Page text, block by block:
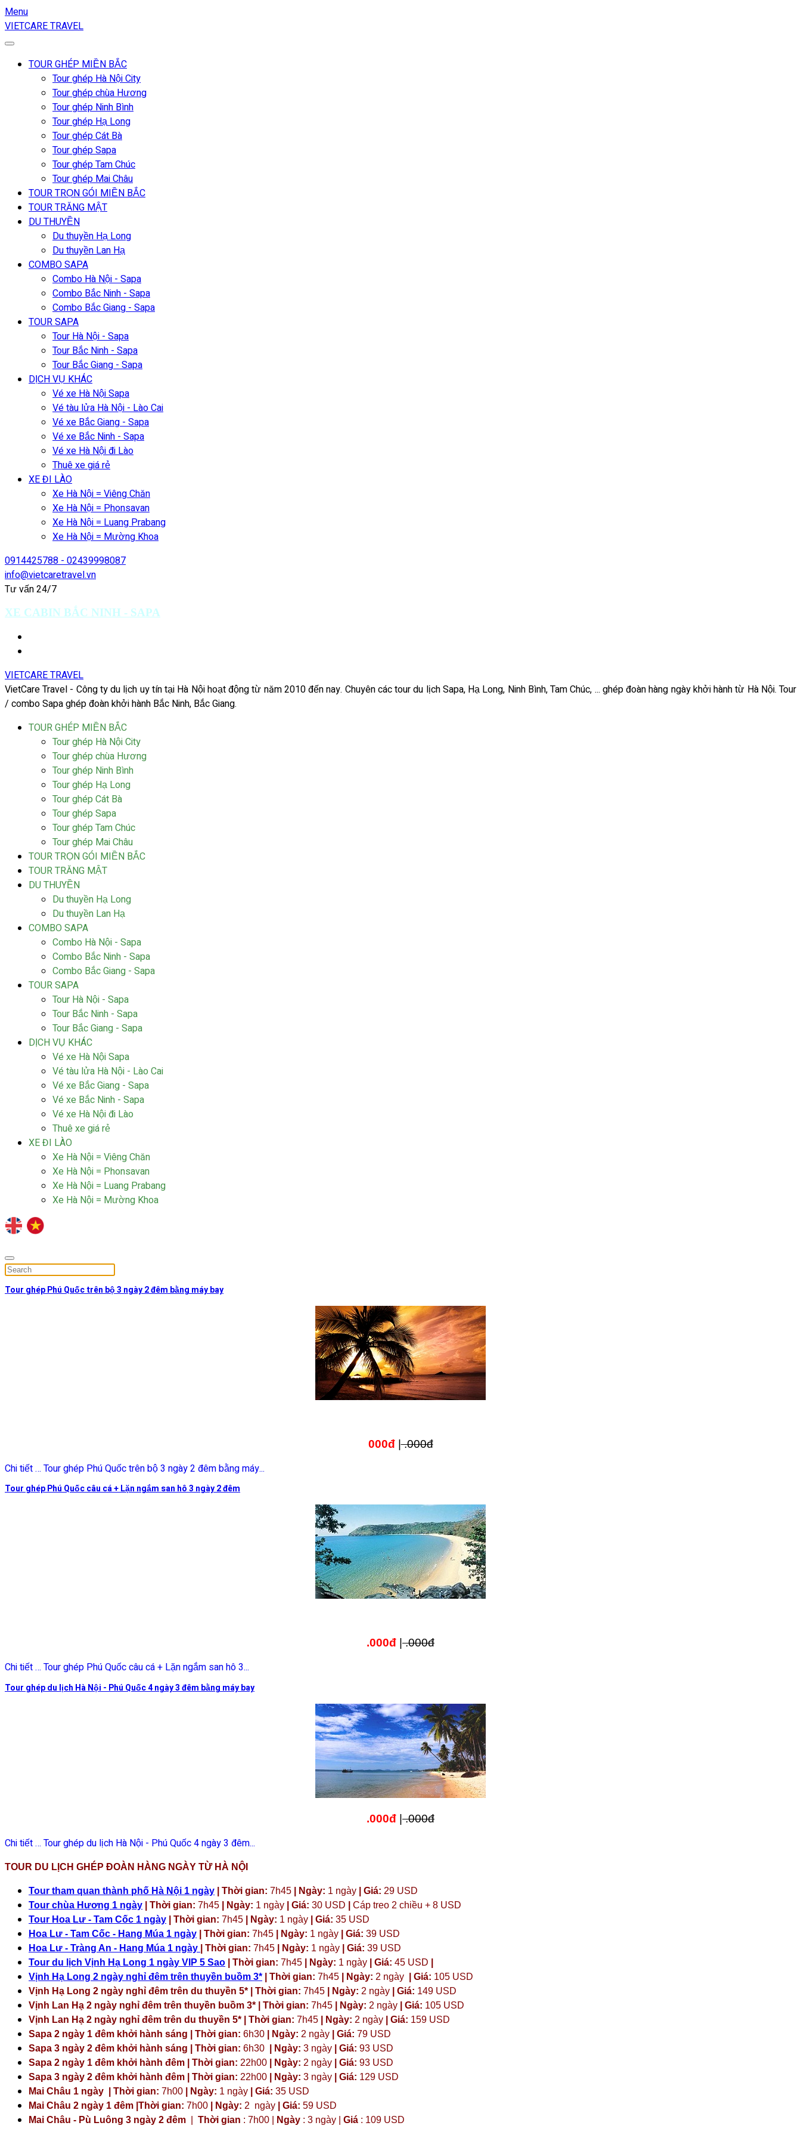
Menu
VIETCARE TRAVEL
TOUR GHÉP MIỀN BẮC
Tour ghép Hà Nội City
Tour ghép chùa Hương
Tour ghép Ninh Bình
Tour ghép Hạ Long
Tour ghép Cát Bà
Tour ghép Sapa
Tour ghép Tam Chúc
Tour ghép Mai Châu
TOUR TRỌN GÓI MIỀN BẮC
TOUR TRĂNG MẬT
DU THUYỀN
Du thuyền Hạ Long
Du thuyền Lan Hạ
COMBO SAPA
Combo Hà Nội - Sapa
Combo Bắc Ninh - Sapa
Combo Bắc Giang - Sapa
TOUR SAPA
Tour Hà Nội - Sapa
Tour Bắc Ninh - Sapa
Tour Bắc Giang - Sapa
DỊCH VỤ KHÁC
Vé xe Hà Nội Sapa
Vé tàu lửa Hà Nội - Lào Cai
Vé xe Bắc Giang - Sapa
Vé xe Bắc Ninh - Sapa
Vé xe Hà Nội đi Lào
Thuê xe giá rẻ
XE ĐI LÀO
Xe Hà Nội = Viêng Chăn
Xe Hà Nội = Phonsavan
Xe Hà Nội = Luang Prabang
Xe Hà Nội = Mường Khoa
0914425788 - 02439998087
info@vietcaretravel.vn
Tư vấn 24/7
XE CABIN BẮC NINH - SAPA
VIETCARE TRAVEL
VietCare Travel - Công ty du lịch uy tín tại Hà Nội hoạt động từ năm 2010 đến nay. Chuyên các tour du lịch Sapa, Hạ Long, Ninh Bình, Tam Chúc, ... ghép đoàn hàng ngày khởi hành từ Hà Nội. Tour
/ combo Sapa ghép đoàn khởi hành Bắc Ninh, Bắc Giang.
TOUR GHÉP MIỀN BẮC
Tour ghép Hà Nội City
Tour ghép chùa Hương
Tour ghép Ninh Bình
Tour ghép Hạ Long
Tour ghép Cát Bà
Tour ghép Sapa
Tour ghép Tam Chúc
Tour ghép Mai Châu
TOUR TRỌN GÓI MIỀN BẮC
TOUR TRĂNG MẬT
DU THUYỀN
Du thuyền Hạ Long
Du thuyền Lan Hạ
COMBO SAPA
Combo Hà Nội - Sapa
Combo Bắc Ninh - Sapa
Combo Bắc Giang - Sapa
TOUR SAPA
Tour Hà Nội - Sapa
Tour Bắc Ninh - Sapa
Tour Bắc Giang - Sapa
DỊCH VỤ KHÁC
Vé xe Hà Nội Sapa
Vé tàu lửa Hà Nội - Lào Cai
Vé xe Bắc Giang - Sapa
Vé xe Bắc Ninh - Sapa
Vé xe Hà Nội đi Lào
Thuê xe giá rẻ
XE ĐI LÀO
Xe Hà Nội = Viêng Chăn
Xe Hà Nội = Phonsavan
Xe Hà Nội = Luang Prabang
Xe Hà Nội = Mường Khoa
Tour ghép Phú Quốc trên bộ 3 ngày 2 đêm bằng máy bay
000đ|.000đ
Chi tiết … Tour ghép Phú Quốc trên bộ 3 ngày 2 đêm bằng máy...
Tour ghép Phú Quốc câu cá + Lặn ngắm san hô 3 ngày 2 đêm
.000đ .000đ
Chi tiết … Tour ghép Phú Quốc câu cá + Lặn ngắm san hô 3...
Tour ghép du lịch Hà Nội - Phú Quốc 4 ngày 3 đêm bằng máy bay
.000đ |.000đ
Chi tiết … Tour ghép du lịch Hà Nội - Phú Quốc 4 ngày 3 đêm...
TOUR DU LỊCH GHÉP ĐOÀN HÀNG NGÀY TỪ HÀ NỘI
Tour tham quan thành phố Hà Nội 1 ngày | Thời gian: 7h45 | Ngày: 1 ngày | Giá: 29 USD
Tour chùa Hương 1 ngày | Thời gian: 7h45 | Ngày: 1 ngày | Giá: 30 USD
Cáp treo 2 chiều + 8 USD
Tour Hoa Lư - Tam Cốc 1 ngày | Thời gian: 7h45 | Ngày: 1 ngày | Giá: 35 USD
Hoa Lư - Tam Cốc - Hang Múa 1 ngày | Thời gian: 7h45 | Ngày: 1 ngày | Giá: 39 USD
Hoa Lư - Tràng An - Hang Múa 1 ngày
| Thời gian: 7h45 | Ngày: 1 ngày | Giá: 39 USD
Tour du lịch Vịnh Hạ Long 1 ngày VIP 5 Sao | Thời gian: 7h45 | Ngày: 1 ngày | Giá: 45 USD
Vịnh Hạ Long 2 ngày nghỉ đêm trên thuyền buồm 3* | Thời gian: 7h45 | Ngày: 2 ngày | Giá: 105 USD
Vịnh Hạ Long 2 ngày nghỉ đêm trên du thuyền 5* | Thời gian: 7h45 | Ngày: 2 ngày | Giá: 149 USD
Vịnh Lan Hạ 2 ngày nghỉ đêm trên thuyền buồm 3* | Thời gian: 7h45 | Ngày: 2 ngày | Giá: 105 USD
Vịnh Lan Hạ 2 ngày nghỉ đêm trên du thuyền 5* | Thời gian: 7h45 | Ngày: 2 ngày | Giá: 159 USD
Sapa 2 ngày 1 đêm khởi hành sáng | Thời gian: 6h30 | Ngày: 2 ngày | Giá: 79 USD
Sapa 3 ngày 2 đêm khởi hành sáng | Thời gian: 6h30 | Ngày: 3 ngày | Giá: 93 USD
Sapa 2 ngày 1 đêm khởi hành đêm | Thời gian: 22h00 | Ngày: 2 ngày | Giá: 93 USD
Sapa 3 ngày 2 đêm khởi hành đêm | Thời gian: 22h00 | Ngày: 3 ngày | Giá: 129 USD
Mai Châu 1 ngày | Thời gian: 7h00 | Ngày: 1 ngày | Giá: 35 USD
Mai Châu 2 ngày 1 đêm |Thời gian: 7h00 | Ngày: 2 ngày Giá: 59 USD
Mai Châu - Pù Luông 3 ngày 2 đêm
Thời gian : 7h00 | Ngày : 3 ngày | Giá : 109 USD